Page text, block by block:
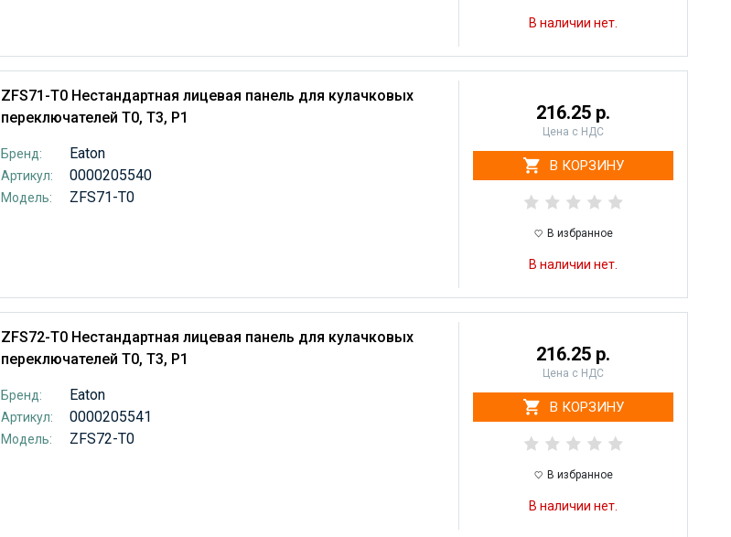
В наличии нет.
ZFS71-T0 Нестандартная лицевая панель для кулачковых
переключателей T0, T3, P1
Бренд: Eaton
Артикул: 0000205540
Модель: ZFS71-T0
216.25 р.
Цена с НДС
В КОРЗИНУ
В избранное
В наличии нет.
ZFS72-T0 Нестандартная лицевая панель для кулачковых
переключателей T0, T3, P1
Бренд: Eaton
Артикул: 0000205541
Модель: ZFS72-T0
216.25 р.
Цена с НДС
В КОРЗИНУ
В избранное
В наличии нет.